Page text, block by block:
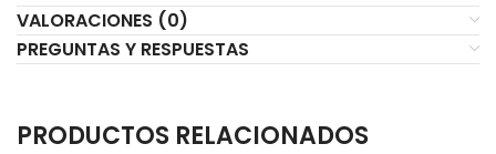
VALORACIONES (0)
PREGUNTAS Y RESPUESTAS
PRODUCTOS RELACIONADOS